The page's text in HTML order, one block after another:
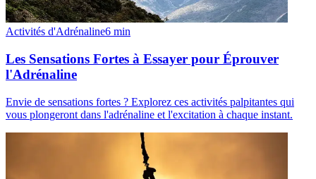
Activités d'Adrénaline6 min
Les Sensations Fortes à Essayer pour Éprouver
l'Adrénaline
Envie de sensations fortes ? Explorez ces activités palpitantes qui
vous plongeront dans l'adrénaline et l'excitation à chaque instant.